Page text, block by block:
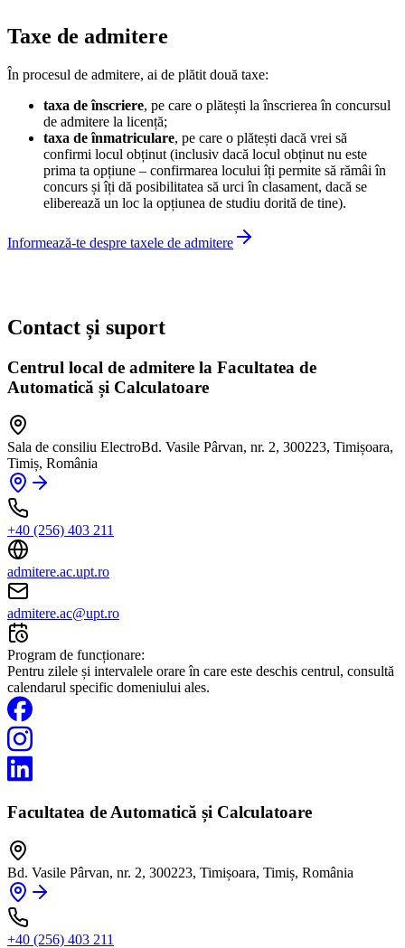
Taxe de admitere
În procesul de admitere, ai de plătit două taxe:
taxa de înscriere, pe care o plătești la înscrierea în concursul
de admitere la licență;
taxa de înmatriculare, pe care o plătești dacă vrei să
confirmi locul obținut (inclusiv dacă locul obținut nu este
prima ta opțiune – confirmarea locului îți permite să rămâi în
concurs și îți dă posibilitatea să urci în clasament, dacă se
eliberează un loc la opțiunea de studiu dorită de tine).
Informează-te despre taxele de admitere
Contact și suport
Centrul local de admitere la Facultatea de
Automatică și Calculatoare
Sala de consiliu ElectroBd. Vasile Pârvan, nr. 2, 300223, Timișoara,
Timiș, România
+40 (256) 403 211
admitere.ac.upt.ro
admitere.ac@upt.ro
Program de funcționare:
Pentru zilele și intervalele orare în care este deschis centrul, consultă
calendarul specific domeniului ales.
Facultatea de Automatică și Calculatoare
Bd. Vasile Pârvan, nr. 2, 300223, Timișoara, Timiș, România
+40 (256) 403 211